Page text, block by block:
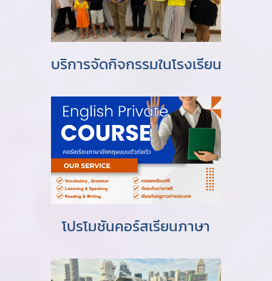
บริการจัดกิจกรรมในโรงเรียน
โปรโมชันคอร์สเรียนภาษา